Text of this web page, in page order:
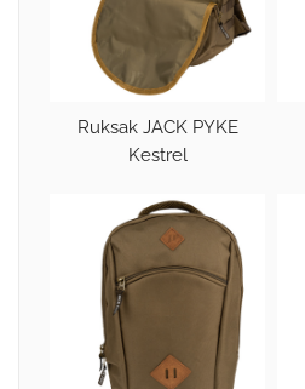
Ruksak JACK PYKE
Kestrel